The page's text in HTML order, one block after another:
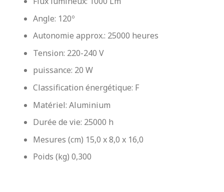
Angle: 120º
Autonomie approx.: 25000 heures
Tension: 220-240 V
puissance: 20 W
Classification énergétique: F
Matériel: Aluminium
Durée de vie: 25000 h
Mesures (cm) 15,0 x 8,0 x 16,0
Poids (kg) 0,300